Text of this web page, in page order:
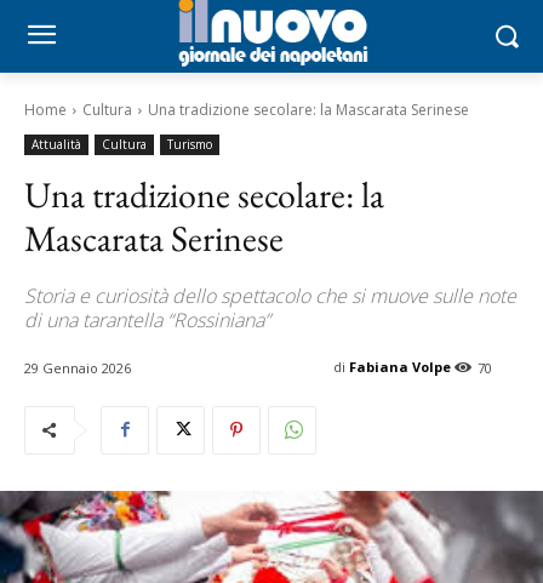
Home Cultura Una tradizione secolare: la Mascarata Serinese
Attualità Cultura Turismo
Una tradizione secolare: la
Mascarata Serinese
Storia e curiosità dello spettacolo che si muove sulle note
di una tarantella “Rossiniana”
29 Gennaio 2026 70
di Fabiana Volpe